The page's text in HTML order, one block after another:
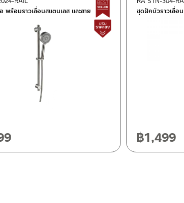
พร้อมราวเลื่อนสแตนเลส และสาย ชุดฝักบัวราวเลื่อ
฿1,499